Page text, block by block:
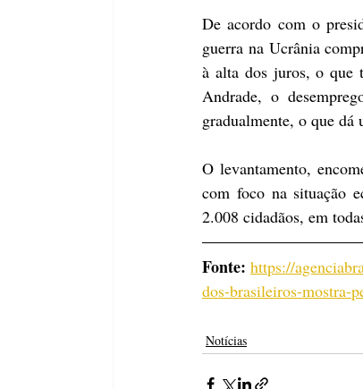
De acordo com o
guerra na Ucrânia
à alta dos juros, o que
Andrade, o
gradualmente, o que dá
O levantamento,
com foco na situação
2.008 cidadãos, em
Fonte: https://
dos-brasileiros-mostra-
Notícias